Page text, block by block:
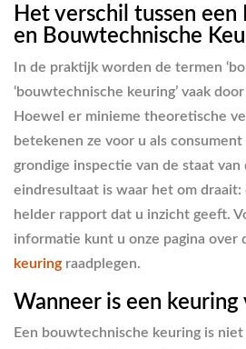
Het verschil tussen
en Bouwtechnische
In de praktijk worden de termen
‘bouwtechnische keuring’ vaak
Hoewel er minieme theoretische
betekenen ze voor u als
grondige inspectie van de staat
eindresultaat is waar het om
helder rapport dat u inzicht geeft.
informatie kunt u onze pagina over
keuring raadplegen.
Wanneer is een
Een bouwtechnische keuring is